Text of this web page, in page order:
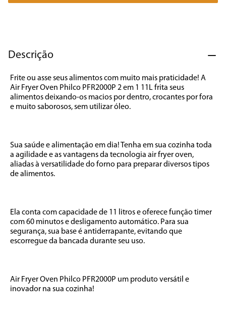
Descrição
Frite ou asse seus alimentos com muito mais praticidade! A
Air Fryer Oven Philco PFR2000P 2 em 1 11L frita seus
alimentos deixando-os macios por dentro, crocantes por fora
e muito saborosos, sem utilizar óleo.
Sua saúde e alimentação em dia! Tenha em sua cozinha toda
a agilidade e as vantagens da tecnologia air fryer oven,
aliadas à versatilidade do forno para preparar diversos tipos
de alimentos.
Ela conta com capacidade de 11 litros e oferece função timer
com 60 minutos e desligamento automático. Para sua
segurança, sua base é antiderrapante, evitando que
escorregue da bancada durante seu uso.
Air Fryer Oven Philco PFR2000P um produto versátil e
inovador na sua cozinha!
7º caixa som
ventilador